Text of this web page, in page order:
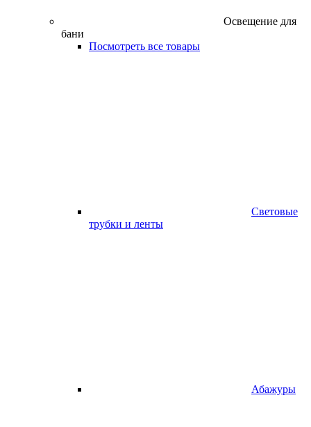
Освещение для
бани
Посмотреть все товары
Световые
трубки и ленты
Абажуры